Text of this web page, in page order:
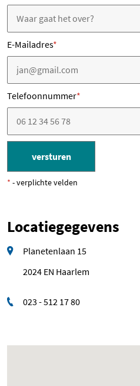
E-Mailadres*
Telefoonnummer*
* - verplichte velden
Locatiegegevens
Planetenlaan 15
2024 EN Haarlem
023 - 512 17 80